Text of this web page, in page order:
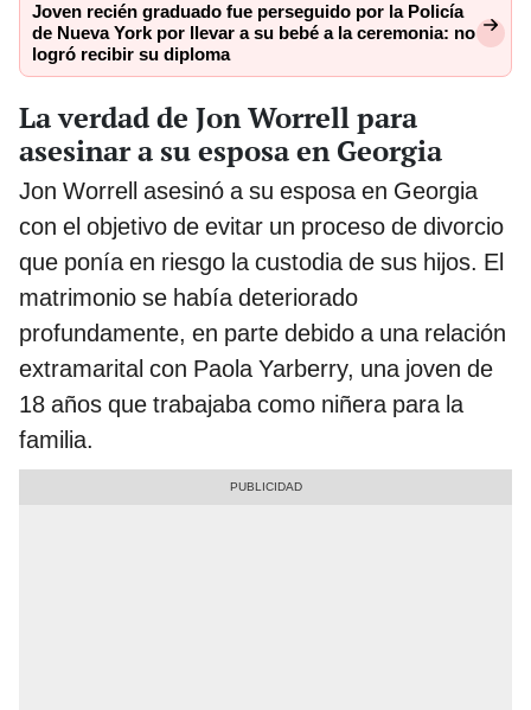
Joven recién graduado fue perseguido por la Policía
de Nueva York por llevar a su bebé a la ceremonia: no
logró recibir su diploma
La verdad de Jon Worrell para
asesinar a su esposa en Georgia
Jon Worrell asesinó a su esposa en Georgia
con el objetivo de evitar un proceso de divorcio
que ponía en riesgo la custodia de sus hijos. El
matrimonio se había deteriorado
profundamente, en parte debido a una relación
extramarital con Paola Yarberry, una joven de
18 años que trabajaba como niñera para la
familia.